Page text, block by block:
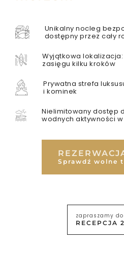
Unikalny nocleg
dostępny przez cały
Wyjątkowa
zasięgu kilku kroków
Prywatna strefa
i kominek
Nielimitowany dostęp
wodnych aktywności
Sprawdź wolne
zapraszamy
RECEPCJA